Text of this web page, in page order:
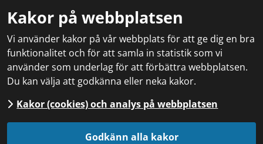
Kakor på webbplatsen
Vi använder kakor på vår webbplats för att ge dig en bra
funktionalitet och för att samla in statistik som vi
använder som underlag för att förbättra webbplatsen.
Du kan välja att godkänna eller neka kakor.
Kakor (cookies) och analys på webbplatsen
Godkänn alla kakor